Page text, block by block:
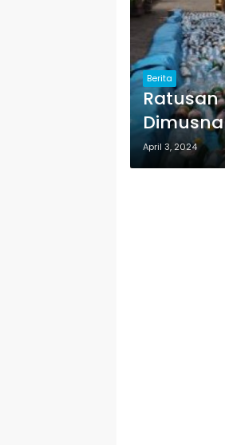
Berita
Ratusan
April 3, 2024